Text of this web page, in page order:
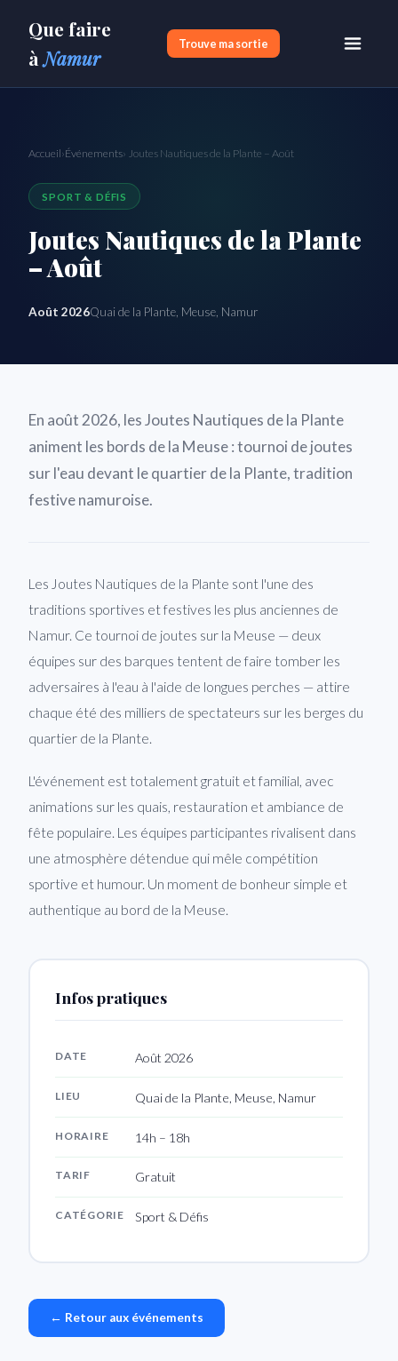
Que faire
àNamur
Trouve ma sortie
Accueil›Événements› Joutes Nautiques de la Plante – Août
SPORT & DÉFIS
Joutes Nautiques de la Plante
– Août
Août 2026Quai de la Plante, Meuse, Namur
En août 2026, les Joutes Nautiques de la Plante
animent les bords de la Meuse : tournoi de joutes
sur l'eau devant le quartier de la Plante, tradition
festive namuroise.
Les Joutes Nautiques de la Plante sont l'une des
traditions sportives et festives les plus anciennes de
Namur. Ce tournoi de joutes sur la Meuse — deux
équipes sur des barques tentent de faire tomber les
adversaires à l'eau à l'aide de longues perches — attire
chaque été des milliers de spectateurs sur les berges du
quartier de la Plante.
L'événement est totalement gratuit et familial, avec
animations sur les quais, restauration et ambiance de
fête populaire. Les équipes participantes rivalisent dans
une atmosphère détendue qui mêle compétition
sportive et humour. Un moment de bonheur simple et
authentique au bord de la Meuse.
Infos pratiques
DATE Août 2026
LIEU Quai de la Plante, Meuse, Namur
HORAIRE 14h – 18h
TARIF Gratuit
CATÉGORIE Sport & Défis
← Retour aux événements